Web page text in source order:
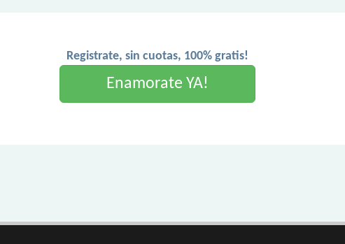
Registrate, sin cuotas, 100% gratis!
Enamorate YA!